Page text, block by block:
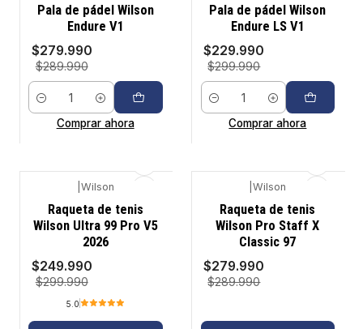
-3%
Pala de pádel Wilson
Endure V1
$279.990
$289.990
Cantidad
Comprar ahora
-23%
Pala de pádel Wilson
Endure LS V1
$229.990
$299.990
Cantidad
Comprar ahora
-17%
Wilson
Raqueta de tenis
Wilson Ultra 99 Pro V5
2026
$249.990
$299.990
5.0
-3%
|Wilson
Raqueta de tenis
Wilson Pro Staff X
Classic 97
$279.990
$289.990